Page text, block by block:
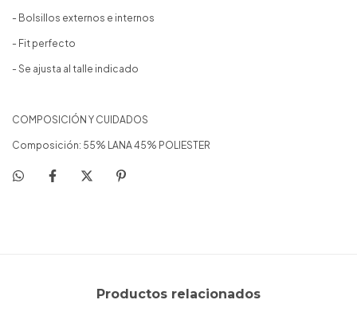
- Bolsillos externos e internos
- Fit perfecto
- Se ajusta al talle indicado
COMPOSICIÓN Y CUIDADOS
Composición: 55% LANA 45% POLIESTER
Productos relacionados